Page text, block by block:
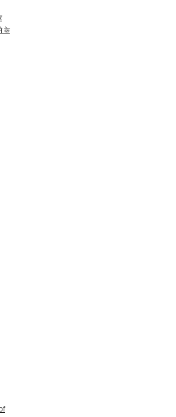
के